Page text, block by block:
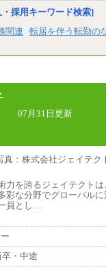
円以上
円以上
ス共通※ 能力・経験・
す
間中も給与に変更はござ
採用キーワード検索]
関連 転居を伴う転勤の
07月31日更新
力を誇るジェイテクト
彩な分野でグローバル
員とし…
卒・中途